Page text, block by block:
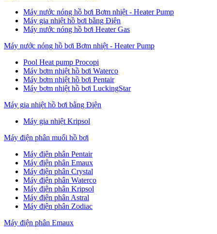
Máy nước nóng hồ bơi Bơm nhiệt - Heater Pump
Máy gia nhiệt hồ bơi bằng Điện
Máy nước nóng hồ bơi Heater Gas
Máy nước nóng hồ bơi Bơm nhiệt - Heater Pump
Pool Heat pump Procopi
Máy bơm nhiệt hồ bơi Waterco
Máy bơm nhiệt hồ bơi Pentair
Máy bơm nhiệt hồ bơi LuckingStar
Máy gia nhiệt hồ bơi bằng Điện
Máy gia nhiệt Kripsol
Máy điện phân muối hồ bơi
Máy điện phân Pentair
Máy điện phân Emaux
Máy điện phân Crystal
Máy điện phân Waterco
Máy điện phân Kripsol
Máy điện phân Astral
Máy điện phân Zodiac
Máy điện phân Emaux